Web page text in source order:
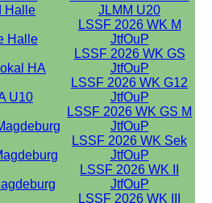
Halle
JLMM U20
Halle
LSSF 2026 WK M
JtfOuP
HA
LSSF 2026 WK GS
JtfOuP
U10
LSSF 2026 WK G12
JtfOuP
LSSF 2026 WK GS M
JtfOuP
LSSF 2026 WK Sek
JtfOuP
LSSF 2026 WK II
JtfOuP
LSSF 2026 WK III